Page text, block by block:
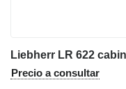
Precio a consultar